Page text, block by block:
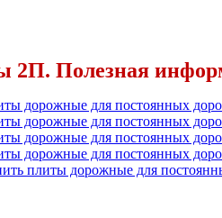
2П. Полезная
дорожные для постоянных
дорожные для постоянных
дорожные для постоянных
дорожные для постоянных
плиты дорожные для